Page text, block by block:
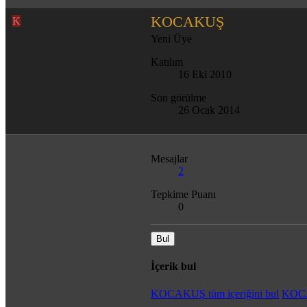
K KOCAKUŞ
Yeni Üye
Katılım
16 Eki 2010
Son görülme
26 Ocak 2014
Mesajlar
2
Tepkime Puanı
0
Bul
İçerik bul
KOCAKUŞ tüm içeriğini bul